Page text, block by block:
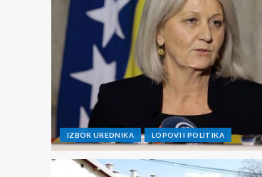
IZBOR UREDNIKA LOPOVI I POLITIKA